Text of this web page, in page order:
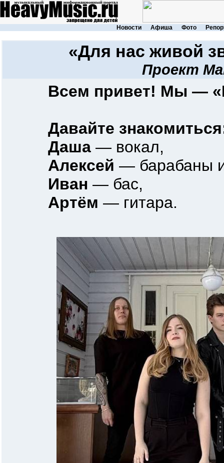
Новости Афиша Фото
«Для нас живой
Проект
Всем привет! Мы —
Давайте
Даша — вокал,
Алексей — барабаны
Иван — бас,
Артём — гитара.